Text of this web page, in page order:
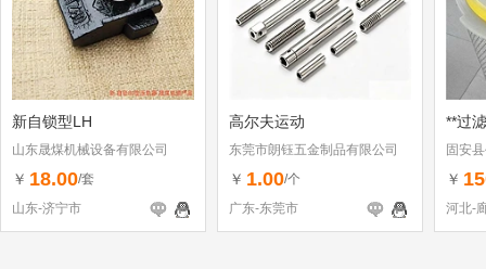
新自锁型LH
山东晟煤机械设备有限公司
￥ 18.00/套
山东-济宁市
高尔夫运动
东莞市朗钰五金制品有限公司
￥ 1.00/个
广东-东莞市
**过
固安
￥
河北-